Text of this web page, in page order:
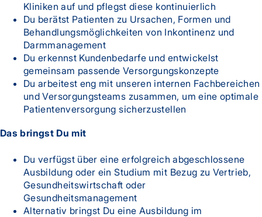
Kliniken auf und pflegst diese kontinuierlich
Du berätst Patienten zu Ursachen, Formen und
Behandlungsmöglichkeiten von Inkontinenz und
Darmmanagement
Du erkennst Kundenbedarfe und entwickelst
gemeinsam passende Versorgungskonzepte
Du arbeitest eng mit unseren internen Fachbereichen
und Versorgungsteams zusammen, um eine optimale
Patientenversorgung sicherzustellen
Das bringst Du mit
Du verfügst über eine erfolgreich abgeschlossene
Ausbildung oder ein Studium mit Bezug zu Vertrieb,
Gesundheitswirtschaft oder
Gesundheitsmanagement
Alternativ bringst Du eine Ausbildung im